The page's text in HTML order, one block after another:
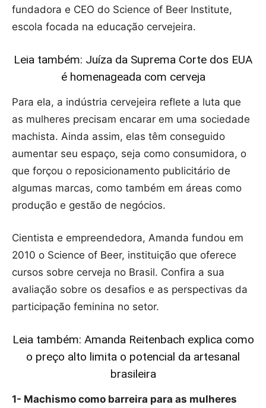
fundadora e CEO do Science of Beer Institute,
escola focada na educação cervejeira.
Leia também: Juíza da Suprema Corte dos EUA
é homenageada com cerveja
Para ela, a indústria cervejeira reflete a luta que
as mulheres precisam encarar em uma sociedade
machista. Ainda assim, elas têm conseguido
aumentar seu espaço, seja como consumidora, o
que forçou o reposicionamento publicitário de
algumas marcas, como também em áreas como
produção e gestão de negócios.
Cientista e empreendedora, Amanda fundou em
2010 o Science of Beer, instituição que oferece
cursos sobre cerveja no Brasil. Confira a sua
avaliação sobre os desafios e as perspectivas da
participação feminina no setor.
Leia também: Amanda Reitenbach explica como
o preço alto limita o potencial da artesanal
brasileira
1- Machismo como barreira para as mulheres